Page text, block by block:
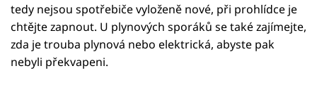
tedy nejsou spotřebiče vyloženě nové, při prohlídce je
chtějte zapnout. U plynových sporáků se také zajímejte,
zda je trouba plynová nebo elektrická, abyste pak
nebyli překvapeni.